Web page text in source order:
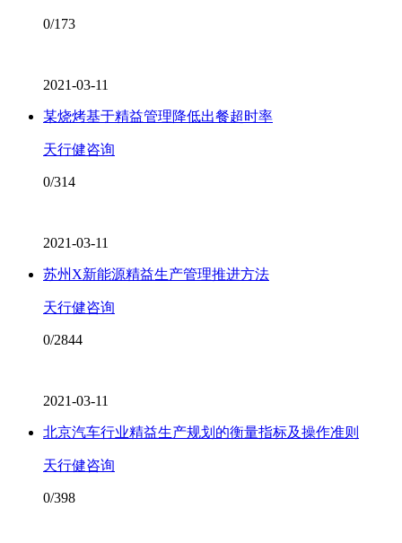
0/173
2021-03-11
某烧烤基于精益管理降低出餐超时率
天行健咨询
0/314
2021-03-11
苏州X新能源精益生产管理推进方法
天行健咨询
0/2844
2021-03-11
北京汽车行业精益生产规划的衡量指标及操作准则
天行健咨询
0/398